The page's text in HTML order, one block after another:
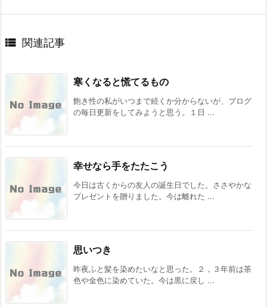
 関連記事
寒くなると慌てるもの
飽き性の私がいつまで続くか分からないが、ブログ
の毎日更新をしてみようと思う。１日 ...
幸せなら手をたたこう
今日は古くからの友人の誕生日でした。ささやかな
プレゼントを贈りました。今は離れた ...
思いつき
昨夜ふと髪を染めたいなと思った。２，３年前は茶
色や金色に染めていた。今は黒に戻し ...